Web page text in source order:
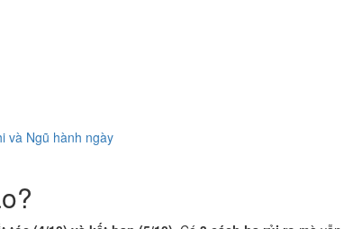
và Ngũ hành ngày